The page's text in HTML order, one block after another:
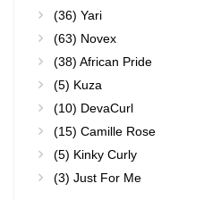
(36) Yari
(63) Novex
(38) African Pride
(5) Kuza
(10) DevaCurl
(15) Camille Rose
(5) Kinky Curly
(3) Just For Me